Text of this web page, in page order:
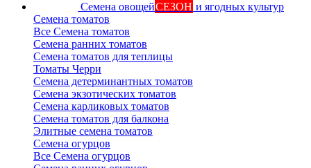
Семена овощейСЕЗОН и ягодных культур
Семена томатов
Все Семена томатов
Семена ранних томатов
Семена томатов для теплицы
Томаты Черри
Семена детерминантных томатов
Семена экзотических томатов
Семена карликовых томатов
Семена томатов для балкона
Элитные семена томатов
Семена огурцов
Все Семена огурцов